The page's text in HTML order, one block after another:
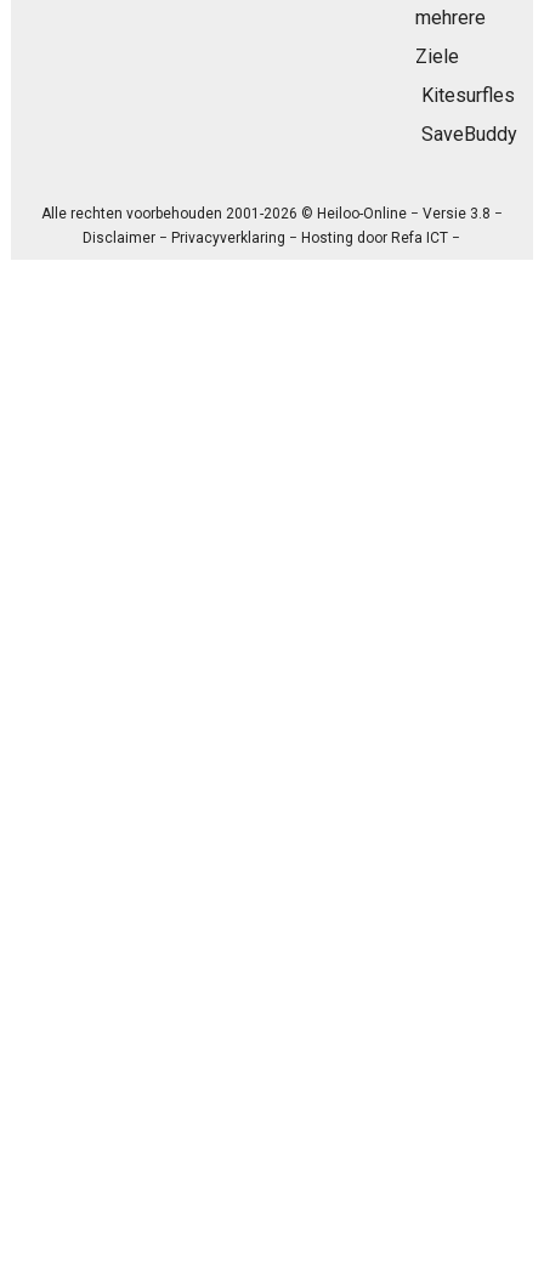
mehrere
Ziele
Kitesurfles
SaveBuddy
Alle rechten voorbehouden 2001-2026 © Heiloo-Online − Versie 3.8 −
Disclaimer −Privacyverklaring − Hosting doorRefa ICT −